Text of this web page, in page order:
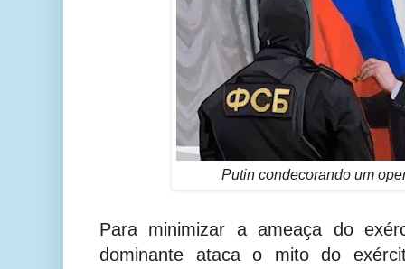
Putin condecorando um
Para minimizar a ameaça do
dominante ataca o mito do